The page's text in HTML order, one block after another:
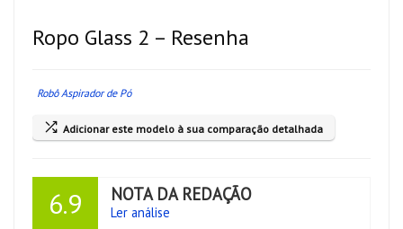
Ropo Glass 2 – Resenha
Robô Aspirador de Pó
Adicionar este modelo à sua comparação detalhada
6.9 NOTA DA REDAÇÃO
Ler análise